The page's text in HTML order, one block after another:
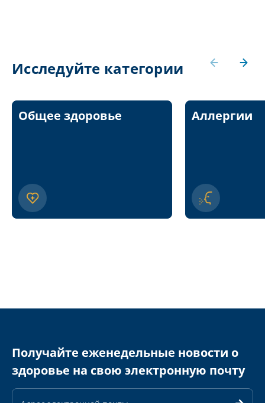
Исследуйте категории
Общее здоровье Аллергии
Получайте еженедельные новости о
здоровье на свою электронную почту
Адрес